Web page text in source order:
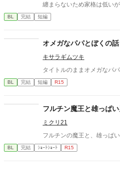
纏まらないため家格は低い
子のことは兄のように慕っ
約終了時期か王子に想い人
婚を承諾するまでここから
与えられる。ハッピーエン
BL 完結 短編
オメガなパパとぼくの話
キサラギムツキ
タイトルのままオメガなパ
BL 完結 短編 R15
フルチン魔王と雄っぱ
ミクリ21
フルチンの魔王と、雄っぱ
BL 完結 ｼｮｰﾄｼｮｰﾄ R15